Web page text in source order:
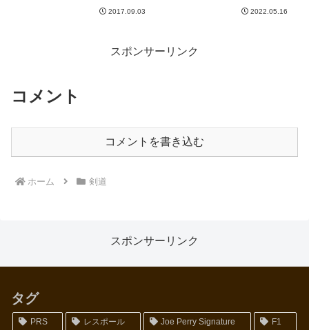
もないですね、これは。さて、稽
か・・・？今日時点で−１２kg...
2017.09.03
苦しく、すぐばてたw左足が沈み
た...
2022.05.16
スポンサーリンク
コメント
コメントを書き込む
ホーム 剣道
スポンサーリンク
タグ
PRS レスポール Joe Perry Signature F1